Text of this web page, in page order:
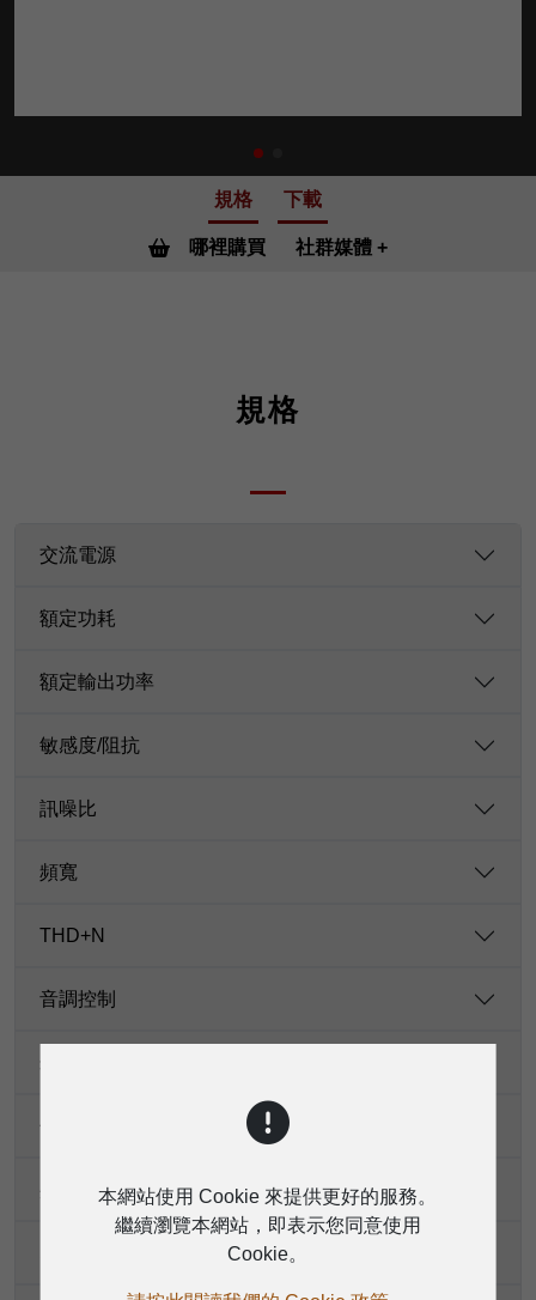
規格 下載
哪裡購買 社群媒體
規格
交流電源
額定功耗
額定輸出功率
敏感度/阻抗
訊噪比
頻寬
THD+N
音調控制
幻象供電
優先靈敏度
共模抑制比本網站使用 Cookie 來提供更好的服務。
繼續瀏覽本網站，即表示您同意使用
Cookie。